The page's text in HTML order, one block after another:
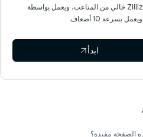
Zilliz Cloud خالي من المتاعب، ويعمل بواسطة
ابدأ
الصفحة مفيدة؟